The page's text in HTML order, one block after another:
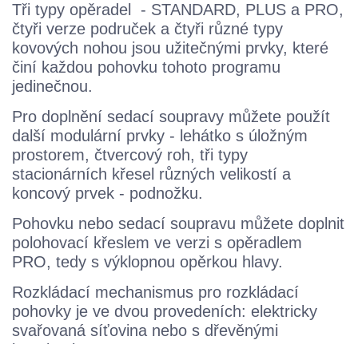
Tři typy opěradel - STANDARD, PLUS a PRO,
čtyři verze područek a čtyři různé typy
kovových nohou jsou užitečnými prvky, které
činí každou pohovku tohoto programu
jedinečnou.
Pro doplnění sedací soupravy můžete použít
další modulární prvky - lehátko s úložným
prostorem, čtvercový roh, tři typy
stacionárních křesel různých velikostí a
koncový prvek - podnožku.
Pohovku nebo sedací soupravu můžete doplnit
polohovací křeslem ve verzi s opěradlem
PRO, tedy s výklopnou opěrkou hlavy.
Rozkládací mechanismus pro rozkládací
pohovky je ve dvou provedeních: elektricky
svařovaná síťovina nebo s dřevěnými